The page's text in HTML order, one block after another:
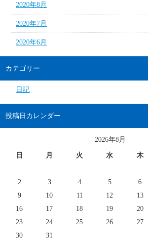
2020年8月
2020年7月
2020年6月
カテゴリー
日記
投稿日カレンダー
2026年8月
日 月 火 水 木
2
3 4 5 6
9
10 11 12 13
16
17 18 19 20
23
24 25 26 27
30
31